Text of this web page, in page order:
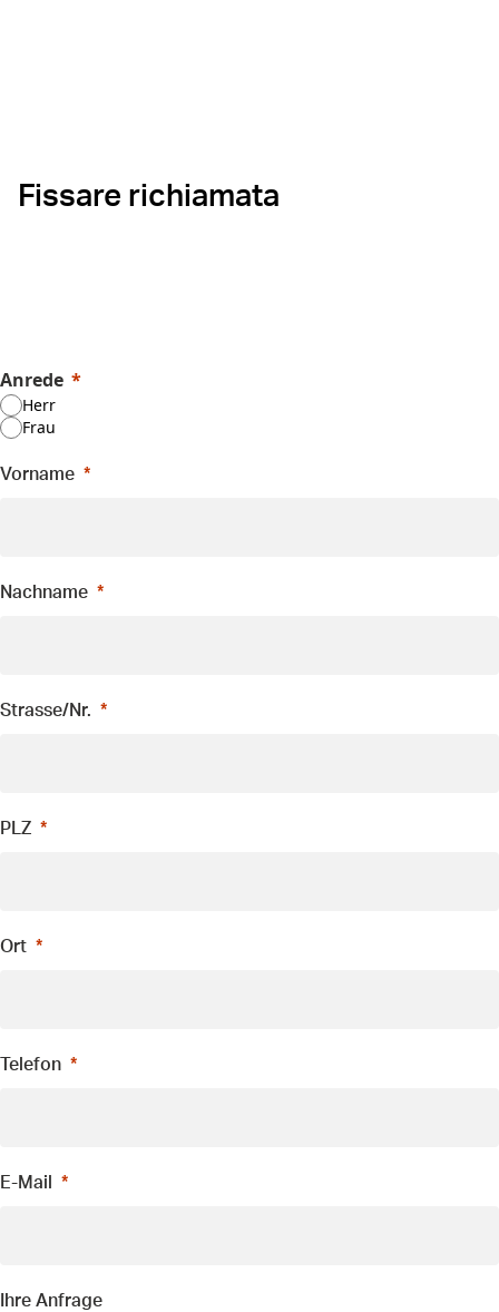
Fissare richiamata
Anrede
Herr
Frau
Vorname
Nachname
Strasse/Nr.
PLZ
Ort
Telefon
E-Mail
Ihre Anfrage